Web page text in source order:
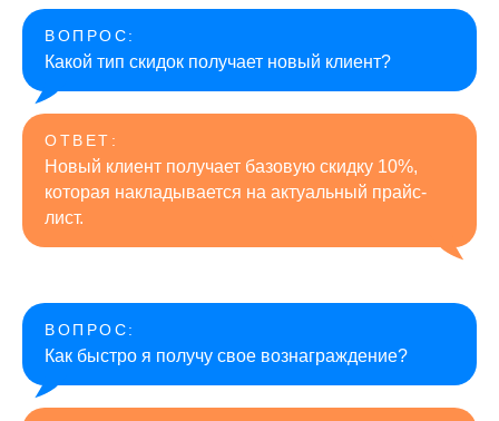
ВОПРОС:
Какой тип скидок получает новый клиент?
ОТВЕТ:
Новый клиент получает базовую скидку 10%,
которая накладывается на актуальный прайс-
лист.
ВОПРОС:
Как быстро я получу свое вознаграждение?
Нажимая на кнопку, вы предоставляете
согласие на обработку персональных
данных и подтверждаете, что ознакомились
с Политикой конфиденциальности
Оставить заявку